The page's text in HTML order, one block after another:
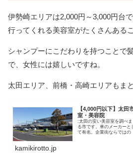
伊勢崎エリアは2,000円～3,000円台
行ってくれる美容室がたくさんある
シャンプーにこだわりを持つことで
で、女性には嬉しいですね。
太田エリア、前橋・高崎エリアもま
【4,000円以下】太田
室・美容院
:太田の安い美容室を調べ
る市です。車のメーカー
て有名。企業街ならではの
kamikirotto.jp